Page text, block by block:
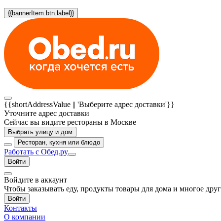
{{bannerItem.btn.label}}
{{shortAddressValue || 'Выберите адрес доставки'}}
Уточните адрес доставки
Сейчас вы видите рестораны в Москве
Выбрать улицу и дом
Ресторан, кухня или блюдо
Работать с Обед.ру
Войти
Войдите в аккаунт
Чтобы заказывать еду, продукты товары для дома и многое
Войти
Контакты
О компании